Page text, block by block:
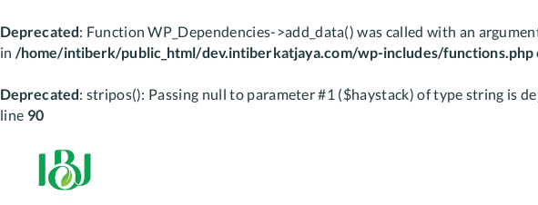
Deprecated: Function WP_Dependencies->add_data() was called with an
in /home/intiberk/public_html/dev.intiberkatjaya.com/wp-includes/functions.php
Deprecated: stripos(): Passing null to parameter #1 ($haystack) of type string is
line 90
content